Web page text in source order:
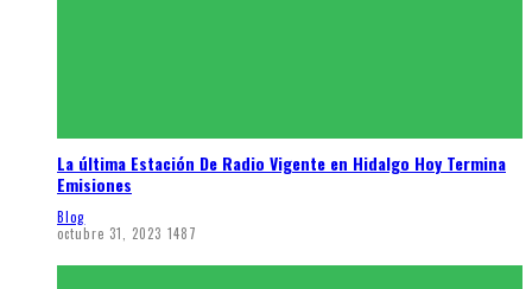
La última Estación De Radio Vigente en Hidalgo Hoy Termina
Emisiones
Blog
octubre 31, 2023 1487